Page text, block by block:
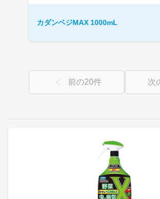
カダンベジMAX 1000mL
前の20件 次